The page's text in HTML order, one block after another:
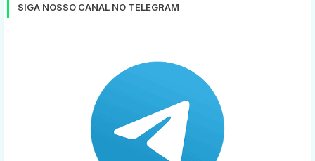
SIGA NOSSO CANAL NO TELEGRAM